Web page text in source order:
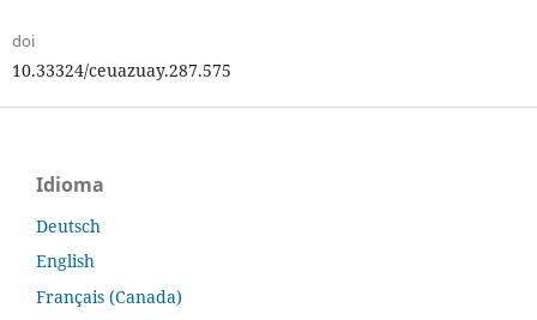
doi
10.33324/ceuazuay.287.575
Idioma
Deutsch
English
Français (Canada)